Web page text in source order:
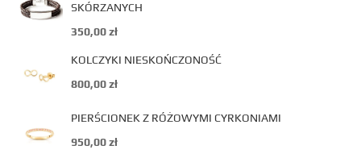
SKÓRZANYCH
350,00zł
KOLCZYKI NIESKOŃCZONOŚĆ
800,00zł
PIERŚCIONEK Z RÓŻOWYMI CYRKONIAMI
950,00zł